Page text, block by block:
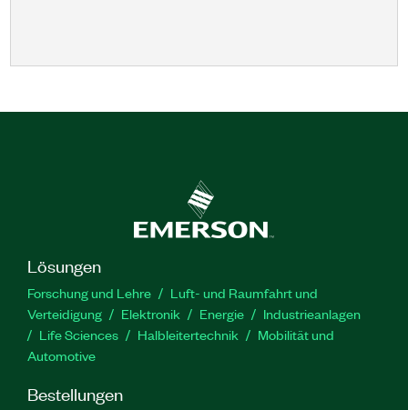
Lösungen
Forschung und Lehre
Luft- und Raumfahrt und
Verteidigung
Elektronik Energie
Industrieanlagen
Life Sciences
Halbleitertechnik
Mobilität und
Automotive
Bestellungen